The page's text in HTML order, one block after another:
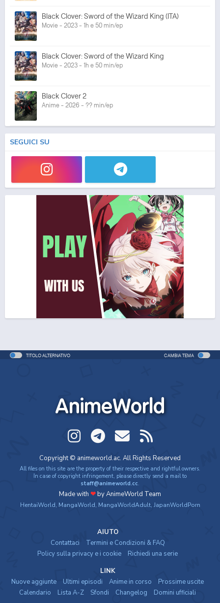
Black Clover: Sword of the Wizard King (ITA)
Movie - 2023 - 1h e 50 min/ep
Black Clover: Sword of the Wizard King
Movie - 2023 - 1h e 50 min/ep
Black Clover 2
Anime - 2026 - ?? min/ep
SEGUICI SU
TITOLO ALTERNATIVO CAMBIA TEMA
AnimeWorld
Copyright © animeworld.ac. All Rights Reserved
All files on this site are the property of their respective and rightful owners.
In case of copyright infringement, please directly send a mail to
staff@animeworld.cc.
Made with ❤by AnimeWorld Team
HentaiWorld, MangaWorld, MangaWorldAdult, JapanWorldPorn
AIUTO
Contattaci
Termini e Condizioni & FAQ
Policy sulla privacy e i cookie
Richiedi una serie
LINK
Nuove aggiunte
Ultimi episodi Anime in corso
Prossime uscite
Calendario
Lista A-Z Sfondi Changelog Domini ufficiali